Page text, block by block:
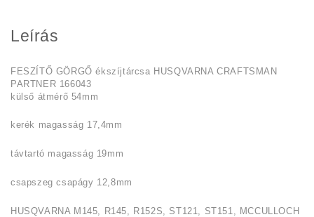
Leírás
FESZÍTŐ GÖRGŐ ékszíjtárcsa HUSQVARNA CRAFTSMAN
PARTNER 166043
külső átmérő 54mm
kerék magasság 17,4mm
távtartó magasság 19mm
csapszeg csapágy 12,8mm
HUSQVARNA M145, R145, R152S, ST121, ST151, MCCULLOCH